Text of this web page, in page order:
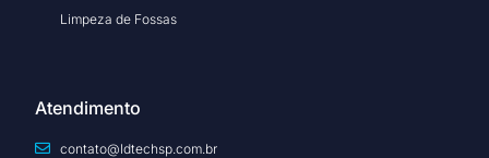
Limpeza de Fossas
Atendimento
contato@ldtechsp.com.br